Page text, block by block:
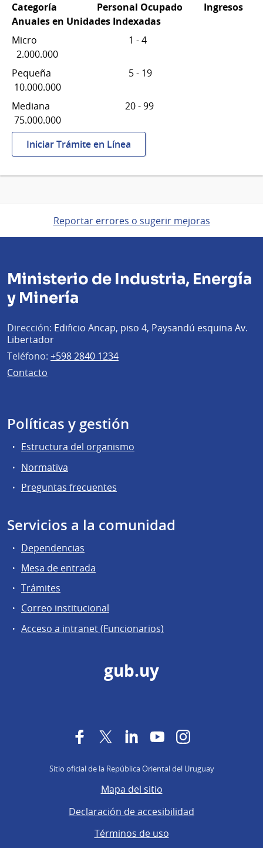
Categoría Personal Ocupado Ingresos
Anuales en Unidades Indexadas
Micro 1 - 4
2.000.000
Pequeña 5 - 19
10.000.000
Mediana 20 - 99
75.000.000
Iniciar Trámite en Línea
Certificado
PYME
Reportar errores o sugerir mejoras
Ministerio de Industria, Energía
y Minería
Dirección: Edificio Ancap, piso 4, Paysandú esquina Av.
Libertador
Teléfono: +598 2840 1234
Contacto
Políticas y gestión
Estructura del organismo
Normativa
Preguntas frecuentes
Servicios a la comunidad
Dependencias
Mesa de entrada
Trámites
Correo institucional
Acceso a intranet (Funcionarios)
gub.uy
FacebookTwitter LinkedInYouTubeInstagram
Sitio oficial de la República Oriental del Uruguay
Mapa del sitio
Declaración de accesibilidad
Términos de uso